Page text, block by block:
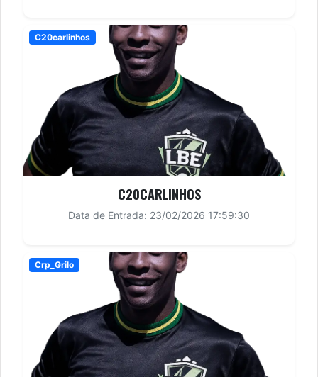
C20carlinhos
C20CARLINHOS
Data de Entrada: 23/02/2026 17:59:30
Crp_Grilo